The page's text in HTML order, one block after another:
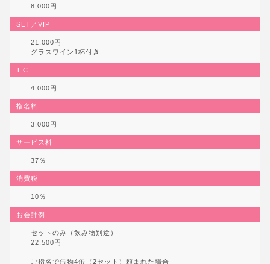
8,000円
SET／VIP
21,000円
グラスワイン1杯付き
T.C
4,000円
指名料
3,000円
サービス料
37％
消費税
10％
お会計例
セットのみ（飲み物別途）
22,500円
ご指名で缶物4缶（2セット）頼まれた場合